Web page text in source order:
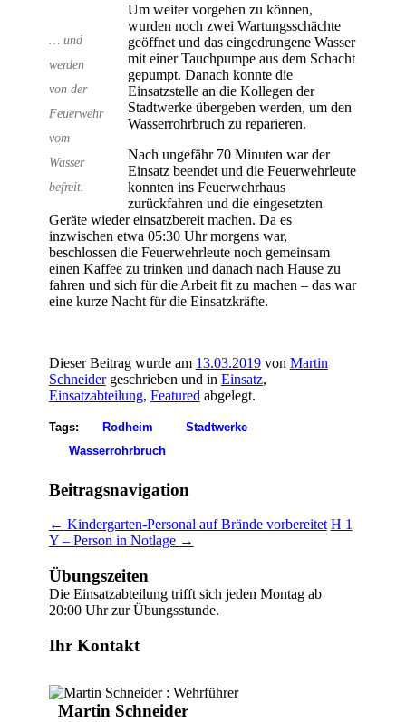
… und
werden
von der
Feuerwehr
vom
Wasser
befreit.
Um weiter vorgehen zu können,
wurden noch zwei Wartungsschächte
geöffnet und das eingedrungene Wasser
mit einer Tauchpumpe aus dem Schacht
gepumpt. Danach konnte die
Einsatzstelle an die Kollegen der
Stadtwerke übergeben werden, um den
Wasserrohrbruch zu reparieren.
Nach ungefähr 70 Minuten war der
Einsatz beendet und die Feuerwehrleute
konnten ins Feuerwehrhaus
zurückfahren und die eingesetzten
Geräte wieder einsatzbereit machen. Da es
inzwischen etwa 05:30 Uhr morgens war,
beschlossen die Feuerwehrleute noch gemeinsam
einen Kaffee zu trinken und danach nach Hause zu
fahren und sich für die Arbeit fit zu machen – das war
eine kurze Nacht für die Einsatzkräfte.
Dieser Beitrag wurde am 13.03.2019von Martin
Schneidergeschrieben und in Einsatz,
Einsatzabteilung, Featured abgelegt.
Tags: Rodheim
Stadtwerke
Wasserrohrbruch
Beitragsnavigation
← Kindergarten-Personal auf Brände vorbereitet H 1
Y – Person in Notlage →
Übungszeiten
Die Einsatzabteilung trifft sich jeden Montag ab
20:00 Uhr zur Übungsstunde.
Ihr Kontakt
Martin Schneider